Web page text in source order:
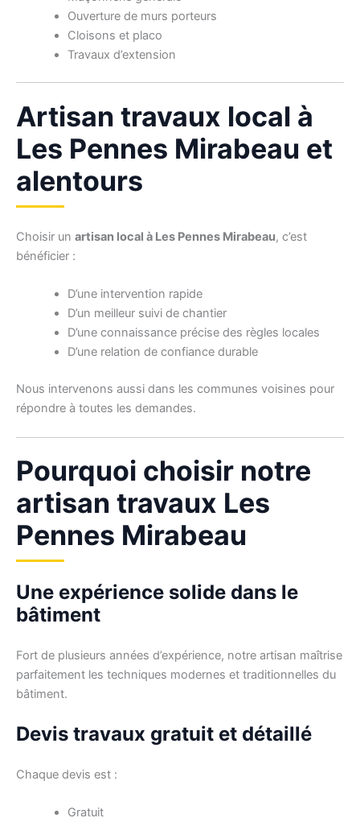
Ouverture de murs porteurs
Cloisons et placo
Travaux d’extension
Artisan travaux local à
Les Pennes Mirabeau et
alentours
Choisir un artisan local à Les Pennes Mirabeau, c’est
bénéficier :
D’une intervention rapide
D’un meilleur suivi de chantier
D’une connaissance précise des règles locales
D’une relation de confiance durable
Nous intervenons aussi dans les communes voisines pour
répondre à toutes les demandes.
Pourquoi choisir notre
artisan travaux Les
Pennes Mirabeau
Une expérience solide dans le
bâtiment
Fort de plusieurs années d’expérience, notre artisan maîtrise
parfaitement les techniques modernes et traditionnelles du
bâtiment.
Devis travaux gratuit et détaillé
Chaque devis est :
Gratuit